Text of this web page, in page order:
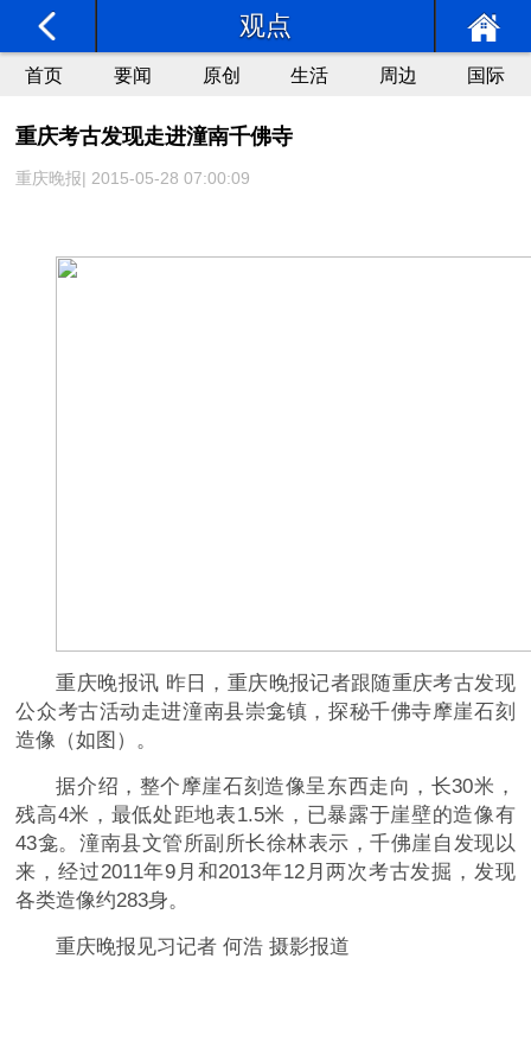
观点
首页 要闻 原创 生活 周边 国际
重庆考古发现走进潼南千佛寺
重庆晚报| 2015-05-28 07:00:09
重庆晚报讯 昨日，重庆晚报记者跟随重庆考古发现
公众考古活动走进潼南县崇龛镇，探秘千佛寺摩崖石刻
造像（如图）。
据介绍，整个摩崖石刻造像呈东西走向，长30米，
残高4米，最低处距地表1.5米，已暴露于崖壁的造像有
43龛。潼南县文管所副所长徐林表示，千佛崖自发现以
来，经过2011年9月和2013年12月两次考古发掘，发现
各类造像约283身。
重庆晚报见习记者 何浩 摄影报道